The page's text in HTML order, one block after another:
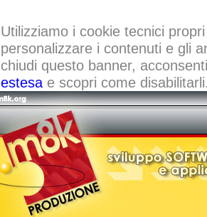
Utilizziamo i cookie tecnici
personalizzare i contenuti e gli
chiudi questo banner,
estesae scopri come